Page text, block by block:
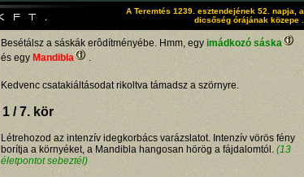
A Teremtés 1239. esztendejének 52. napja, a
dicsőség órájának közepe .
Besétálsz a sáskák erôdítményébe. Hmm, egy imádkozó sáska
és egy Mandibla .
Kedvenc csatakiáltásodat rikoltva támadsz a szörnyre.
1 / 7. kör
Létrehozod az intenzív idegkorbács varázslatot. Intenzív vörös fény
borítja a környéket, a Mandibla hangosan hörög a fájdalomtól. (13
életpontot sebeztél)